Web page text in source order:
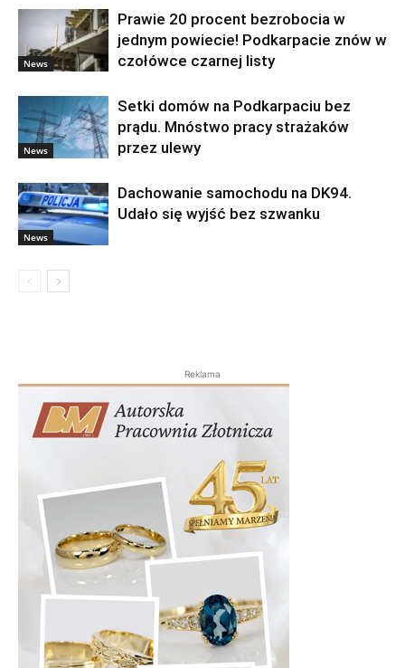
News
Prawie 20 procent bezrobocia w
jednym powiecie! Podkarpacie znów w
czołówce czarnej listy
News
Setki domów na Podkarpaciu bez
prądu. Mnóstwo pracy strażaków
przez ulewy
News
Dachowanie samochodu na DK94.
Udało się wyjść bez szwanku
Reklama